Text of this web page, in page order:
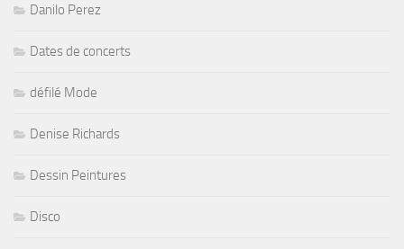
Danilo Perez
Dates de concerts
défilé Mode
Denise Richards
Dessin Peintures
Disco